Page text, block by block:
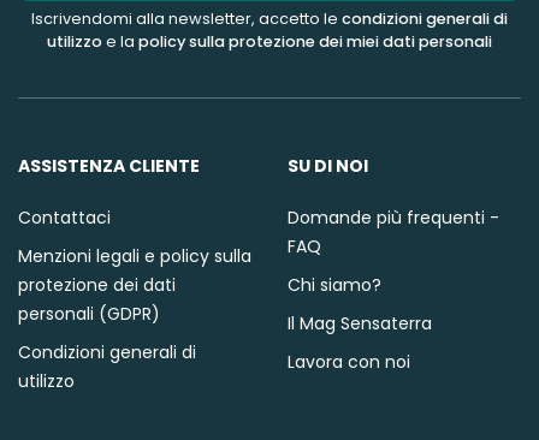
Iscrivendomi alla newsletter, accetto le condizioni generali di
utilizzoe la policy sulla protezione dei miei dati personali
ASSISTENZA CLIENTE
Contattaci
Menzioni legali e policy sulla
protezione dei dati
personali (GDPR)
Condizioni generali di
utilizzo
SU DI NOI
Domande più frequenti -
FAQ
Chi siamo?
Il Mag Sensaterra
Lavora con noi